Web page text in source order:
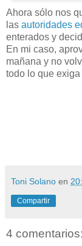
Ahora sólo nos
las autoridades
enterados y
En mi caso,
mañana y no
todo lo que
Toni Solano en
Compartir
4 comentarios: